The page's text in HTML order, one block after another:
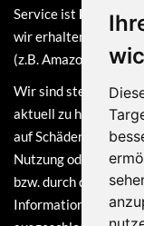
Service ist kostenlos
wir erhalten, sofern
(z.B. Amazon) eine
Wir sind stets
aktuell zu halten.
auf Schäden
Nutzung oder
bzw. durch die
Informationen